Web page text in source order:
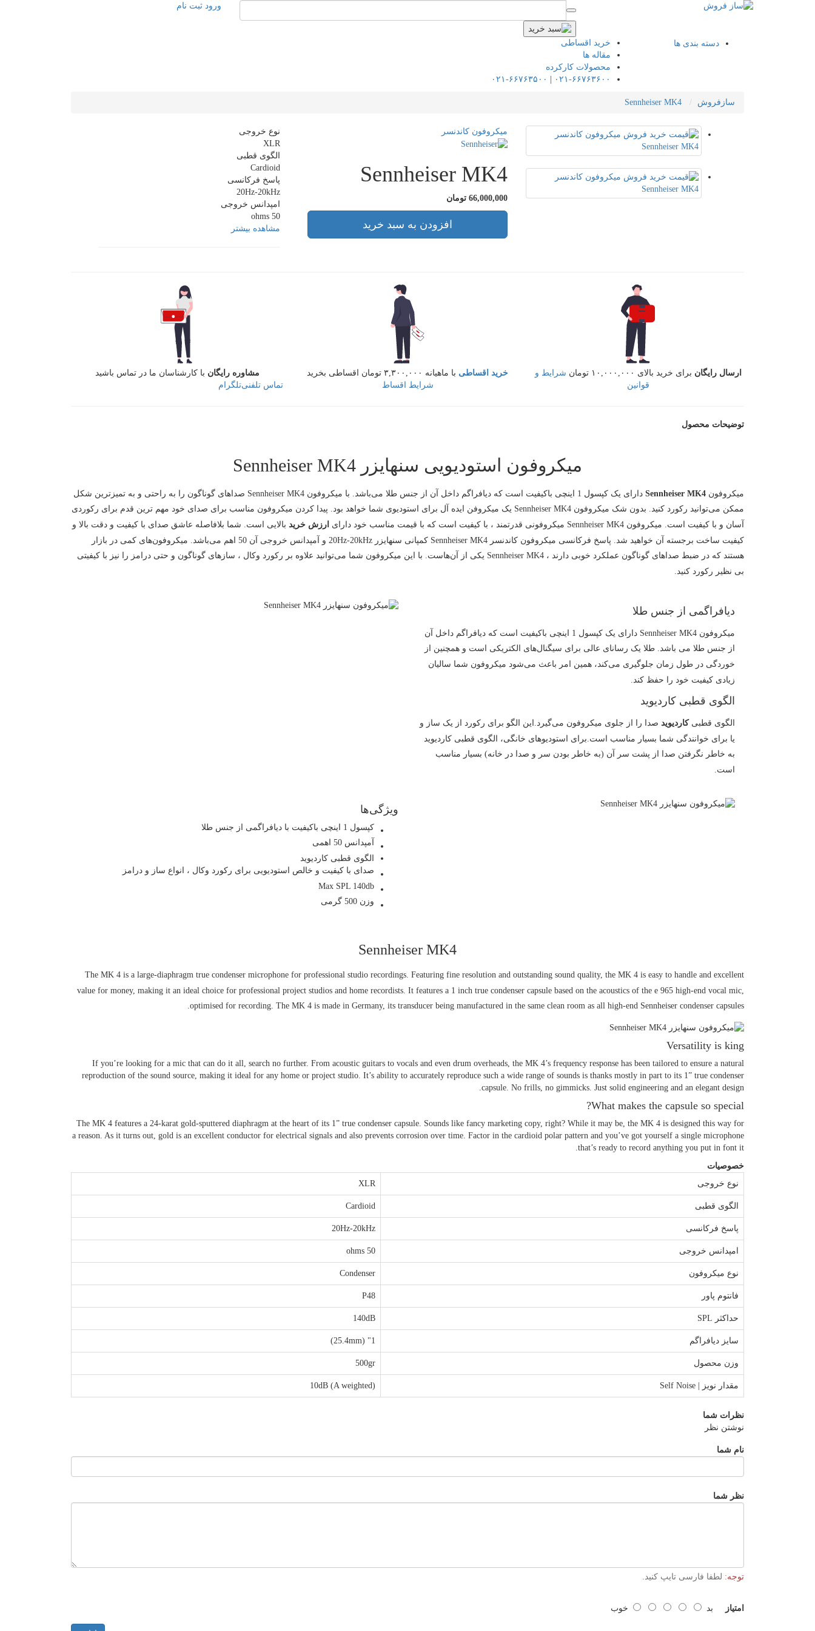
ورود ثبت نام
دسته بندی ها
خرید اقساطی
مقاله ها
محصولات کارکرده
۰۲۱-۶۶۷۶۳۶۰۰
۰۲۱-۶۶۷۶۳۵۰۰
سازفروش Sennheiser MK4
میکروفون کاندنسر
Sennheiser MK4
66,000,000 تومان
افزودن به سبد خرید
نوع خروجی
XLR
الگوی قطبی
Cardioid
پاسخ فرکانسی
20Hz-20kHz
امپدانس خروجی
50 ohms
مشاهده بیشتر
ارسال رایگان برای خرید بالای ۱۰,۰۰۰,۰۰۰ تومان
شرایط و
قوانین
خرید اقساطی با ماهیانه ۳,۳۰۰,۰۰۰ تومان اقساطی بخرید
شرایط اقساط
مشاوره رایگان با کارشناسان ما در تماس باشید
تماس تلفنیتلگرام
توضیحات محصول
میکروفون استودیویی سنهایزر Sennheiser MK4
میکروفون Sennheiser MK4
دارای یک کپسول 1 اینچی باکیفیت است که دیافراگم داخل آن از جنس طلا می‌باشد. با میکروفون Sennheiser MK4 صداهای گوناگون را به راحتی و به تمیزترین شکل
ممکن می‌توانید رکورد کنید. بدون شک میکروفون Sennheiser MK4 یک میکروفن ایده آل برای استودیوی شما خواهد بود. پیدا کردن میکروفون مناسب برای صدای خود مهم ترین قدم برای رکوردی
آسان و با کیفیت است. میکروفون Sennheiser MK4 میکروفونی قدرتمند ، با کیفیت است که با قیمت مناسب خود دارای
ارزش خرید بالایی است. شما بلافاصله عاشق صدای با کیفیت و دقت بالا و
کیفیت ساخت برجسته آن خواهید شد. پاسخ فرکانسی میکروفون کاندنسر Sennheiser MK4 کمپانی سنهایزر 20Hz-20kHz و آمپدانس خروجی آن 50 اهم می‌باشد. میکروفون‌های کمی در بازار
هستند که در ضبط صداهای گوناگون عملکرد خوبی دارند ، Sennheiser MK4 یکی از آن‌هاست. با این میکروفون شما می‌توانید علاوه بر رکورد وکال ، سازهای گوناگون و حتی درامز را نیز با کیفیتی
بی نظیر رکورد کنید.
دیافراگمی از جنس طلا
میکروفون Sennheiser MK4 دارای یک کپسول 1 اینچی باکیفیت است که دیافراگم داخل آن
از جنس طلا می باشد. طلا یک رسانای عالی برای سیگنال‌های الکتریکی است و همچنین از
خوردگی در طول زمان جلوگیری می‌کند، همین امر باعث می‌شود میکروفون شما سالیان
زیادی کیفیت خود را حفظ کند.
الگوی قطبی کاردیوید
الگوی قطبیکاردیوید صدا را از جلوی میکروفون می‌گیرد.این الگو برای رکورد از یک ساز و
یا برای خوانندگی شما بسیار مناسب است.برای استودیوهای خانگی، الگوی قطبی کاردیوید
به خاطر نگرفتن صدا از پشت سر آن (به خاطر بودن سر و صدا در خانه) بسیار مناسب
است.
ویژگی‌ها
کپسول 1 اینچی باکیفیت با دیافراگمی از جنس طلا
آمپدانس 50 اهمی
الگوی قطبی کاردیوید
صدای با کیفیت و خالص استودیویی برای رکورد وکال ، انواع ساز و درامز
Max SPL 140db
وزن 500 گرمی
Sennheiser MK4
The MK 4 is a large-diaphragm true condenser microphone for professional studio recordings. Featuring fine resolution and outstanding sound quality, the MK 4 is easy to handle and excellent
value for money, making it an ideal choice for professional project studios and home recordists. It features a 1 inch true condenser capsule based on the acoustics of the e 965 high-end vocal mic,
optimised for recording. The MK 4 is made in Germany, its transducer being manufactured in the same clean room as all high-end Sennheiser condenser capsules.
Versatility is king
If you’re looking for a mic that can do it all, search no further. From acoustic guitars to vocals and even drum overheads, the MK 4’s frequency response has been tailored to ensure a natural
reproduction of the sound source, making it ideal for any home or project studio. It’s ability to accurately reproduce such a wide range of sounds is thanks mostly in part to its 1” true condenser
capsule. No frills, no gimmicks. Just solid engineering and an elegant design.
What makes the capsule so special?
The MK 4 features a 24-karat gold-sputtered diaphragm at the heart of its 1” true condenser capsule. Sounds like fancy marketing copy, right? While it may be, the MK 4 is designed this way for
a reason. As it turns out, gold is an excellent conductor for electrical signals and also prevents corrosion over time. Factor in the cardioid polar pattern and you’ve got yourself a single microphone
that’s ready to record anything you put in font it.
خصوصیات
نوع خروجی
XLR
الگوی قطبی Cardioid
پاسخ فرکانسی 20Hz-20kHz
امپدانس خروجی 50 ohms
نوع میکروفون Condenser
فانتوم پاور P48
حداکثر SPL 140dB
سایز دیافراگم 1" (25.4mm)
وزن محصول 500gr
مقدار نویز | Self Noise 10dB (A weighted)
نظرات شما
نوشتن نظر
نام شما
نظر شما
توجه: لطفا فارسی تایپ کنید.
امتیاز بد خوب